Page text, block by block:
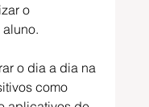
o
o dia a dia na
como